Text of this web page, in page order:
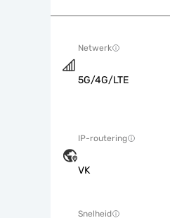
Netwerk
5G/4G/LTE
IP-routering
VK
Snelheid